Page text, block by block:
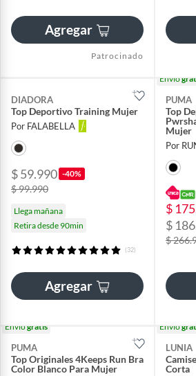
Agregar
Patrocinado
DIADORA
Top Deportivo Training Mujer
Por FALABELLA
$ 59.990 -40%
$ 99.990
Llega mañana
Retira desde 90min
(32)
Agregar
Envío
PUMA
Top
Mujer
Por
$
$
$
Envíogratis
PUMA
Top Originales 4Keeps Run Bra
Color Blanco Para Mujer
Envío
LUNIA
Corta